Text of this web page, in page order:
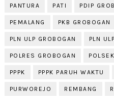
PANTURA PATI PDIP
PEMALANG PKB GROBOGAN
PLN ULP GROBOGAN PLN
POLRES GROBOGAN
PPPK PPPK PARUH WAKTU
PURWOREJO REMBANG